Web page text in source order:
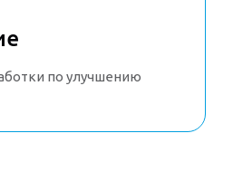
по улучшению